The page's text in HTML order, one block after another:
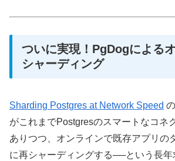
ついに実現！PgDogによる
シャーディング
Sharding Postgres at Network Speed
がこれまでPostgresのスマートなコネ
ありつつ、オンラインで既存アプリの
に再シャーディングする──という長